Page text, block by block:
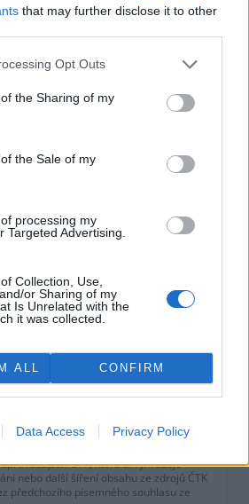
that may further disclose it to other
Opt Outs
the Sharing of my
the Sale of my
processing my
Targeted Advertising.
Collection, Use,
or Sharing of my
Is Unrelated with the
it was collected.
ALL CONFIRM
Data Access Privacy Policy
ČTK, která si vyhrazuje
nebo další šíření obsahu ze zdrojů ČTK
předchozího písemného souhlasu ze